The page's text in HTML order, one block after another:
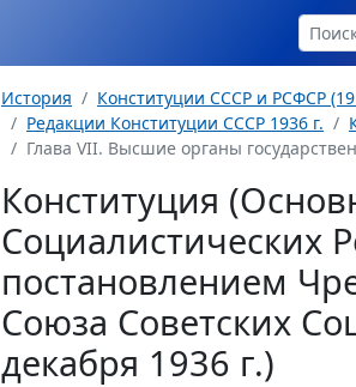
История Конституции СССР и РСФСР
Редакции Конституции СССР 1936 г.
Глава VII. Высшие органы
Конституция
Социалистических
постановлением
Союза Советских
декабря 1936 г.)